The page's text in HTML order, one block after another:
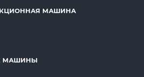
МАШИНА
МАШИНЫ